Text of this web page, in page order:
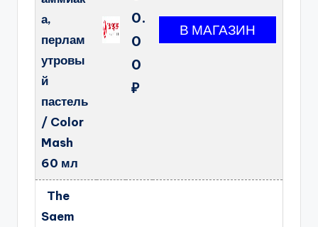
а,
перлам
утровы
й
пастель
/ Color
Mash
60 мл
0.
0
0
₽
The
Saem